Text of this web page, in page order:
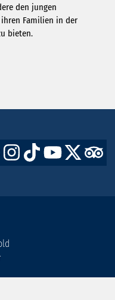
den jungen
Familien in der
bieten.